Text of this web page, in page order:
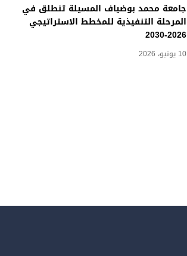
جامعة محمد بوضياف المسيلة تنطلق في
المرحلة التنفيذية للمخطط الاستراتيجي
2026-2030
10 يونيو، 2026